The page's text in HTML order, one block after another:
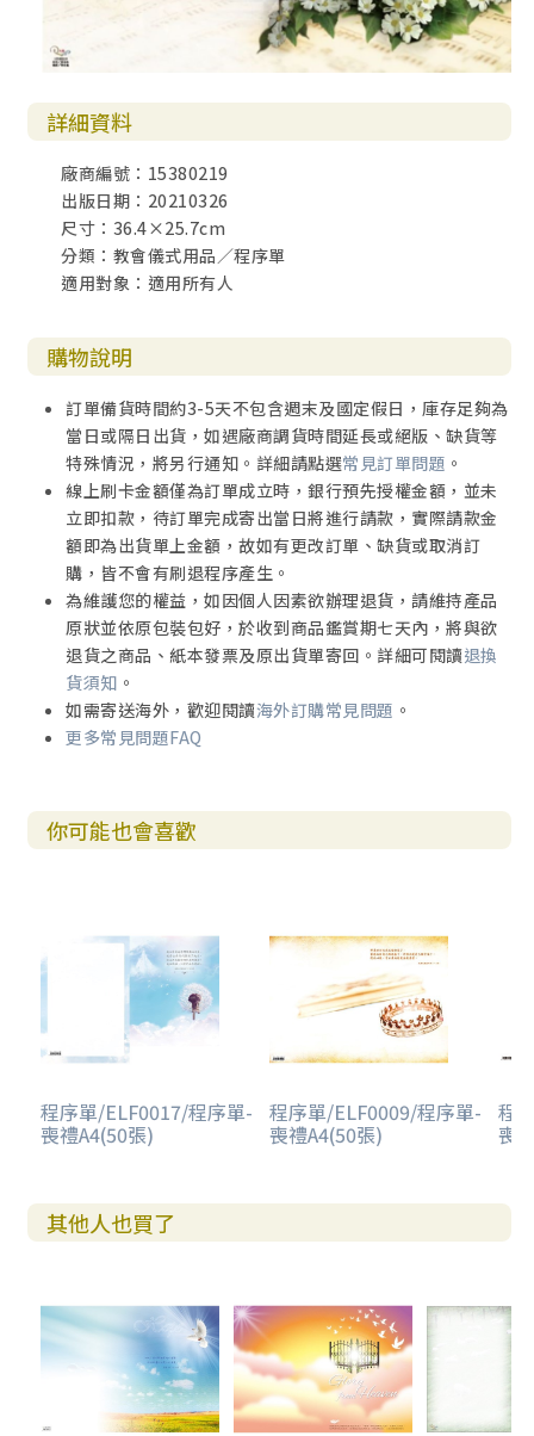
詳細資料
廠商編號：15380219
出版日期：20210326
尺寸：36.4×25.7cm
分類：教會儀式用品／程序單
適用對象：適用所有人
購物說明
訂單備貨時間約3-5天不包含週末及國定假日，庫存足夠為
當日或隔日出貨，如遇廠商調貨時間延長或絕版、缺貨等
特殊情況，將另行通知。詳細請點選常見訂單問題 。
線上刷卡金額僅為訂單成立時，銀行預先授權金額，並未
立即扣款，待訂單完成寄出當日將進行請款，實際請款金
額即為出貨單上金額，故如有更改訂單、缺貨或取消訂
購，皆不會有刷退程序產生。
為維護您的權益，如因個人因素欲辦理退貨，請維持產品
原狀並依原包裝包好，於收到商品鑑賞期七天內，將與欲
退貨之商品、紙本發票及原出貨單寄回。詳細可閱讀退換
貨須知 。
如需寄送海外，歡迎閱讀海外訂購常見問題 。
更多常見問題FAQ
你可能也會喜歡
程序單/ELF0017/程序單-
喪禮A4(50張)
程序單/ELF0009/程序單-
喪禮A4(50張)
程
喪
其他人也買了